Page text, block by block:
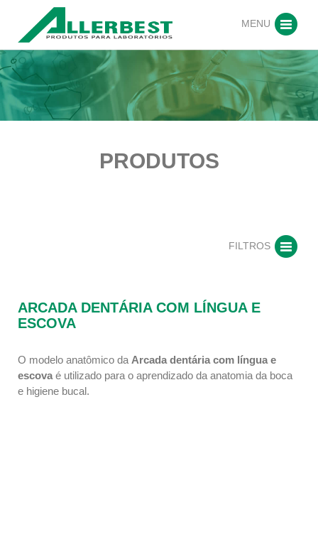
MENU
PRODUTOS
FILTROS
ARCADA DENTÁRIA COM LÍNGUA E
ESCOVA
O modelo anatômico da Arcada dentária com língua e
escova é utilizado para o aprendizado da anatomia da boca
e higiene bucal.